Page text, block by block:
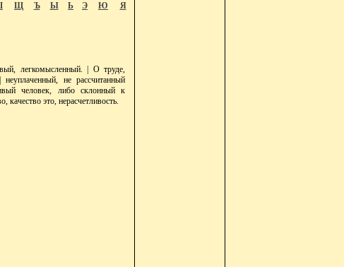
Щ Ъ Ы Ь Э Ю Я
легкомысленный. | О труде,
не рассчитанный
человек, либо склонный к
это, нерасчетливость.